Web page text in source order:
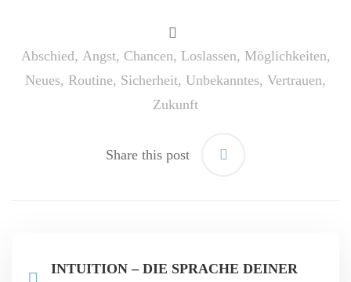
Abschied, Angst, Chancen, Loslassen, Möglichkeiten,
Neues, Routine, Sicherheit, Unbekanntes, Vertrauen,
Zukunft
Share this post
INTUITION – DIE SPRACHE DEINER